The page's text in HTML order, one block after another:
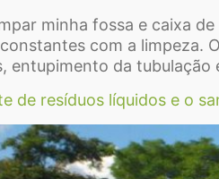
minha fossa e caixa
com a limpeza.
entupimento da
de resíduos líquidos e o